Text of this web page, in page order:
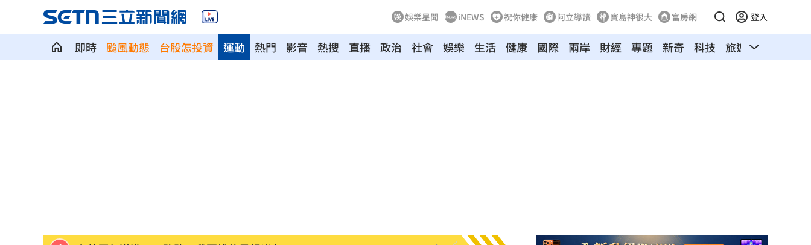
娛樂星聞 iNEWS 祝你健康 阿立導讀 寶島神很大 富房網 登入
即時 颱風動態 台股怎投資 熱門 影音 熱搜 直播 政治 社會 娛樂 生活 健康 國際 兩岸
運動 財經 專題 新奇 科技 旅遊 汽車
亨特認特權 哽咽談父拜登癌症轉移到骨頭
白海豚發威！宜蘭強風磁磚砸、樹倒 22:31